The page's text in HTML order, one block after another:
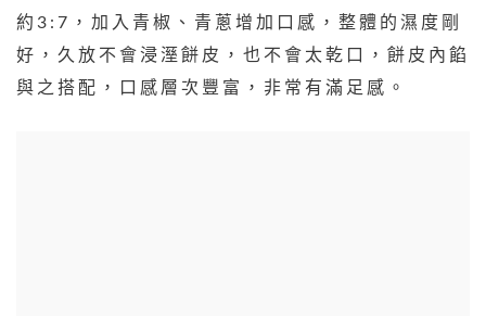
約3:7，加入青椒、青蔥增加口感，整體的濕度剛
好，久放不會浸溼餅皮，也不會太乾口，餅皮內餡
與之搭配，口感層次豐富，非常有滿足感。